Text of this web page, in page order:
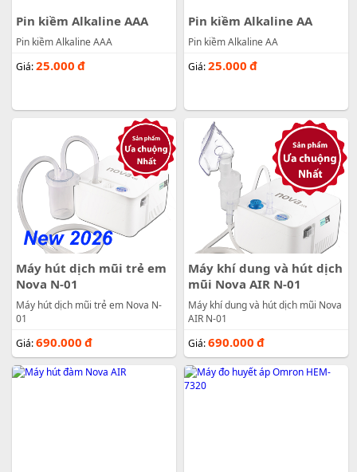
Pin kiềm Alkaline AAA
Pin kiềm Alkaline AAA
Giá:25.000 đ
Pin kiềm Alkaline AA
Pin kiềm Alkaline AA
Giá:25.000 đ
Máy hút dịch mũi trẻ em
Nova N-01
Máy hút dịch mũi trẻ em Nova N-
01
Giá:690.000 đ
Máy khí dung và hút dịch
mũi Nova AIR N-01
Máy khí dung và hút dịch mũi Nova
AIR N-01
Giá:690.000 đ